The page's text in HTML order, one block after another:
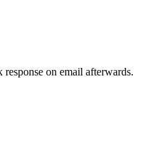
on email afterwards.